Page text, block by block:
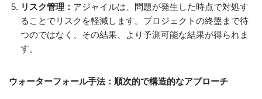
リスク管理： アジャイルは、問題が発生した時点で対処す
ることでリスクを軽減します。プロジェクトの終盤まで待
つのではなく、その結果、より予測可能な結果が得られま
す。
ウォーターフォール手法：順次的で構造的なアプローチ